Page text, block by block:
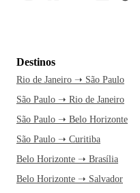
Destinos
Rio de Janeiro ➝ São Paulo
São Paulo ➝ Rio de Janeiro
São Paulo ➝ Belo Horizonte
São Paulo ➝ Curitiba
Belo Horizonte ➝ Brasília
Belo Horizonte ➝ Salvador